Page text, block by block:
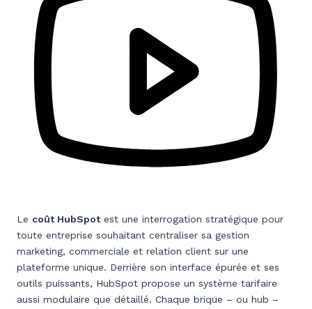
Le coût HubSpotest une interrogation stratégique pour
toute entreprise souhaitant centraliser sa gestion
marketing, commerciale et relation client sur une
plateforme unique. Derrière son interface épurée et ses
outils puissants, HubSpot propose un système tarifaire
aussi modulaire que détaillé. Chaque brique – ou hub –